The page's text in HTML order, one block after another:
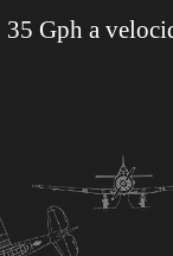
35 Gph a